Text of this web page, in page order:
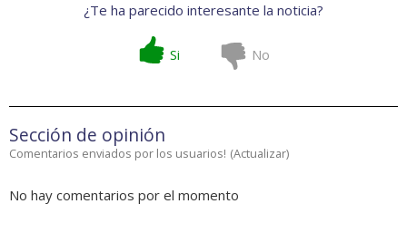
¿Te ha parecido interesante la noticia?
Si No
Sección de opinión
Comentarios enviados por los usuarios! (Actualizar)
No hay comentarios por el momento